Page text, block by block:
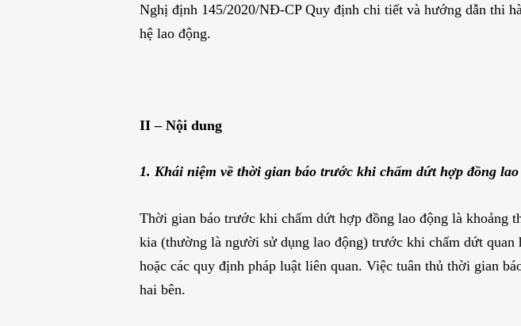
Nghị định 145/2020/NĐ-CP Quy định chi tiết và hướng dẫn thi
hệ lao động.
II – Nội dung
1. Khái niệm về thời gian báo trước khi chấm dứt hợp đồng lao
Thời gian báo trước khi chấm dứt hợp đồng lao động là khoảng
kia (thường là người sử dụng lao động) trước khi chấm dứt
hoặc các quy định pháp luật liên quan. Việc tuân thủ thời gian
hai bên.